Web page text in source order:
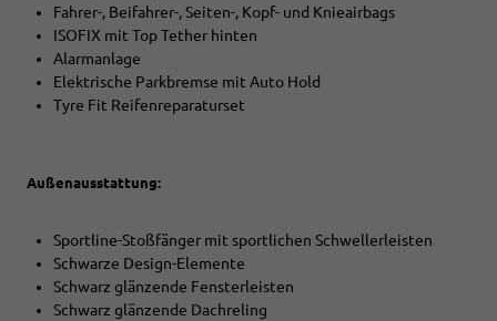
Fahrer-, Beifahrer-, Seiten-, Kopf- und Knieairbags
ISOFIX mit Top Tether hinten
Alarmanlage
Elektrische Parkbremse mit Auto Hold
Tyre Fit Reifenreparaturset
Außenausstattung:
Sportline-Stoßfänger mit sportlichen Schwellerleisten
Schwarze Design-Elemente
Schwarz glänzende Fensterleisten
Schwarz glänzende Dachreling